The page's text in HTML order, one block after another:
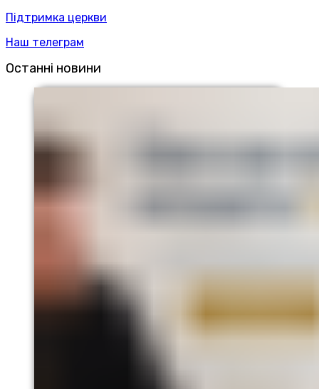
Підтримка церкви
Наш телеграм
Останні новини